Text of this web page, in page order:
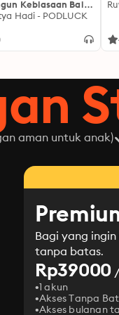
Kebiasaan Baik
Demi Sedikit
Hadi - PODLUCK
aman untuk anak)
Bagi yang
tanpa batas.
Rp39000
1 akun
Akses Tanpa
Akses bulanan